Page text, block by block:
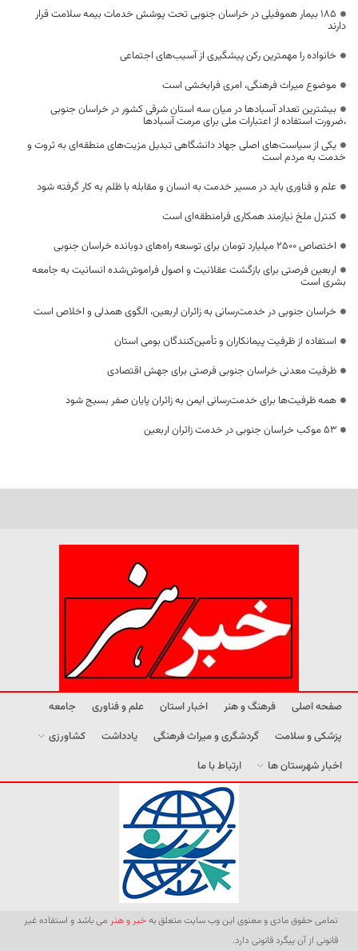
۱۸۵ بیمار هموفیلی در خراسان جنوبی تحت پوشش خدمات بیمه سلامت قرار
دارند
خانواده را مهمترین رکن پیشگیری از آسیب‌های اجتماعی
موضوع میراث فرهنگی، امری فرابخشی است
بیشترین تعداد آسبادها در میان سه استان شرقی کشور در خراسان جنوبی
،ضرورت استفاده از اعتبارات ملی برای مرمت آسبادها
یکی از سیاست‌های اصلی جهاد دانشگاهی تبدیل مزیت‌های منطقه‌ای به ثروت و
خدمت به مردم است
علم و فناوری باید در مسیر خدمت به انسان و مقابله با ظلم به کار گرفته شود
کنترل ملخ نیازمند همکاری فرامنطقه‌ای است
اختصاص 2500 میلیارد تومان برای توسعه راه‌های دوبانده خراسان جنوبی
اربعین فرصتی برای بازگشت عقلانیت و اصول فراموش‌شده انسانیت به جامعه
بشری است
خراسان جنوبی در خدمت‌رسانی به زائران اربعین، الگوی همدلی و اخلاص است
استفاده از ظرفیت پیمانکاران و تأمین‌کنندگان بومی استان
ظرفیت معدنی خراسان جنوبی فرصتی برای جهش اقتصادی
همه ظرفیت‌ها برای خدمت‌رسانی ایمن به زائران پایان صفر بسیج شود
53 موکب خراسان جنوبی در خدمت زائران اربعین
صفحه اصلی فرهنگ و هنر اخبار استان علم و فناوری
جامعه
پزشکی و سلامت
گردشگری و میراث فرهنگی یادداشت
کشاورزی
اخبار شهرستان ها
ارتباط با ما
تمامی حقوق مادی و معنوی این وب سایت متعلق بهخبر و هنر می باشد و استفاده غیر
قانونی از آن پیگرد قانونی دارد.